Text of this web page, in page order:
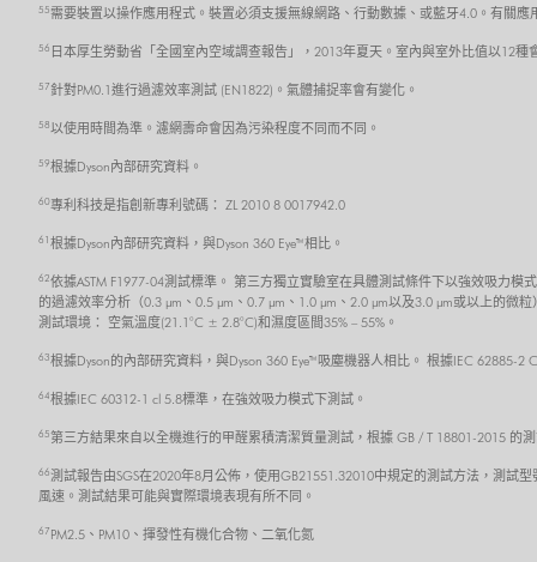
55 需要裝置以操作應用程式。裝置必須支援無線網路、行動數據、或藍牙4.0。有關
56 日本厚生勞動省「全國室內空域調查報告」，2013年夏天。室內與室外比值以12
57 針對PM0.1進行過濾效率測試 (EN1822)。氣體捕捉率會有變化。
58以使用時間為準。濾網壽命會因為污染程度不同而不同。
59根據Dyson內部研究資料。
60專利科技是指創新專利號碼： ZL 2010 8 0017942.0
61 根據Dyson內部研究資料，與Dyson 360 Eye™相比。
62依據ASTM F1977-04測試標準。 第三方獨立實驗室在具體測試條件下以強效吸力
的過濾效率分析（0.3 μm、0.5 μm、0.7 μm、1.0 μm、2.0 μm以及3.0 μm或以上的
測試環境： 空氣溫度(21.1°C ± 2.8°C)和濕度區間35% – 55%。
63根據Dyson的內部研究資料，與Dyson 360 Eye™吸塵機器人相比。 根據IEC 62885-2
64根據IEC 60312-1 cl 5.8標準，在強效吸力模式下測試。
65第三方結果來自以全機進行的甲醛累積清潔質量測試，根據 GB / T 18801-2015 的
66 測試報告由SGS在2020年8月公佈，使用GB21551.32010中規定的測試方法，測試
風速。測試結果可能與實際環境表現有所不同。
67 PM2.5、PM10、揮發性有機化合物、二氧化氮